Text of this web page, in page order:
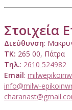
Στοιχεία
Διεύθυνση:
ΤΚ: 265 00, Πάτρα
Τηλ.: 2610 524982
Email:
info@milw-